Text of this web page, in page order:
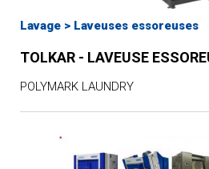
Lavage > Laveuses essoreuses
TOLKAR - LAVEUSE
POLYMARK LAUNDRY